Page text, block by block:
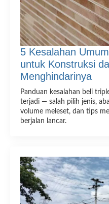
5 Kesalahan
untuk Konstruksi
Menghindarinya
Panduan kesalahan beli
terjadi — salah pilih jenis,
volume meleset, dan tips
berjalan lancar.